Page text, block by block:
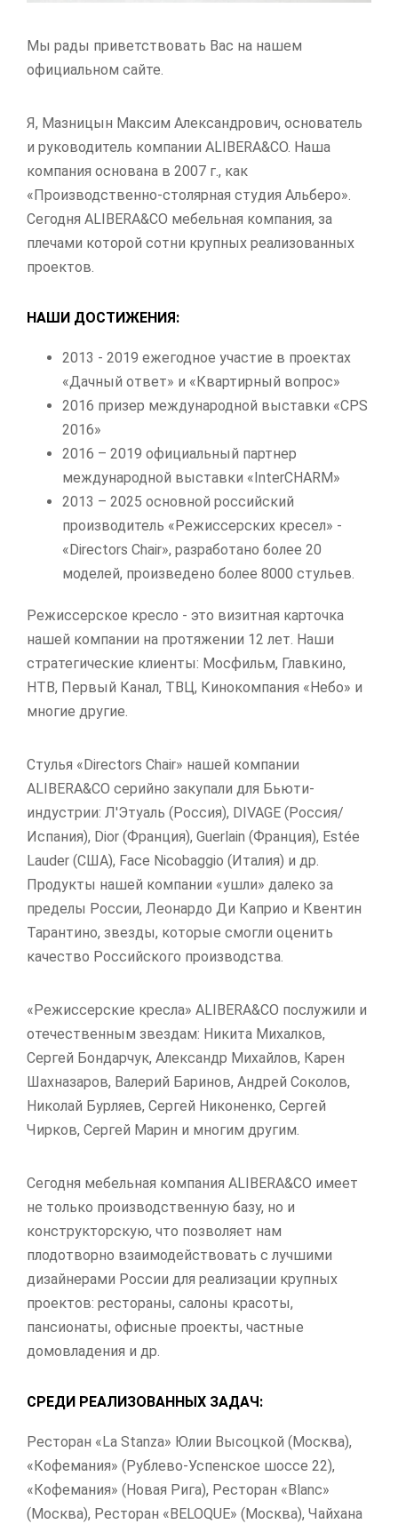
Мы рады приветствовать Вас на нашем
официальном сайте.
Я, Мазницын Максим Александрович, основатель
и руководитель компании ALIBERA&CO. Наша
компания основана в 2007 г., как
«Производственно-столярная студия Альберо».
Сегодня ALIBERA&CO мебельная компания, за
плечами которой сотни крупных реализованных
проектов.
НАШИ ДОСТИЖЕНИЯ:
2013 - 2019 ежегодное участие в проектах
«Дачный ответ» и «Квартирный вопрос»
2016 призер международной выставки «CPS
2016»
2016 – 2019 официальный партнер
международной выставки «InterCHARM»
2013 – 2025 основной российский
производитель «Режиссерских кресел» -
«Directors Chair», разработано более 20
моделей, произведено более 8000 стульев.
Режиссерское кресло - это визитная карточка
нашей компании на протяжении 12 лет. Наши
стратегические клиенты: Мосфильм, Главкино,
НТВ, Первый Канал, ТВЦ, Кинокомпания «Небо» и
многие другие.
Стулья «Directors Chair» нашей компании
ALIBERA&CO серийно закупали для Бьюти-
индустрии: Л'Этуаль (Россия), DIVAGE (Россия/
Испания), Dior (Франция), Guerlain (Франция), Estée
Lauder (США), Face Nicobaggio (Италия) и др.
Продукты нашей компании «ушли» далеко за
пределы России, Леонардо Ди Каприо и Квентин
Тарантино, звезды, которые смогли оценить
качество Российского производства.
«Режиссерские кресла» ALIBERA&CO послужили и
отечественным звездам: Никита Михалков,
Сергей Бондарчук, Александр Михайлов, Карен
Шахназаров, Валерий Баринов, Андрей Соколов,
Николай Бурляев, Сергей Никоненко, Сергей
Чирков, Сергей Марин и многим другим.
Сегодня мебельная компания ALIBERA&CO имеет
не только производственную базу, но и
конструкторскую, что позволяет нам
плодотворно взаимодействовать с лучшими
дизайнерами России для реализации крупных
проектов: рестораны, салоны красоты,
пансионаты, офисные проекты, частные
домовладения и др.
СРЕДИ РЕАЛИЗОВАННЫХ ЗАДАЧ:
Ресторан «La Stanza» Юлии Высоцкой (Москва),
«Кофемания» (Рублево-Успенское шоссе 22),
«Кофемания» (Новая Рига), Ресторан «Blanc»
(Москва), Ресторан «BELOQUE» (Москва), Чайхана